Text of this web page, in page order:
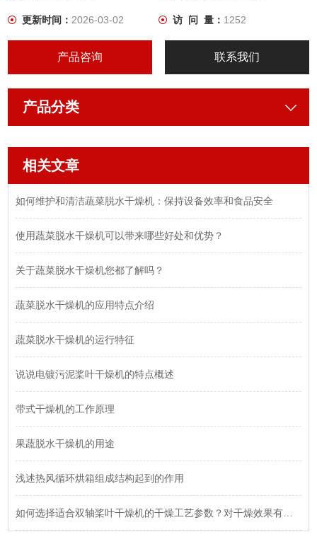
更新时间：2026-03-02 访 问 量： 1252
产品咨询 联系我们
产品分类
相关文章
如何维护和清洁蔬菜脱水干燥机：保持设备效率和食品安全
使用蔬菜脱水干燥机可以带来哪些好处和优势？
关于蔬菜脱水干燥机您都了解吗？
蔬菜脱水干燥机的应用特点介绍
蔬菜脱水干燥机的运行特征
说说电镀污泥桨叶干燥机的特点概述
带式干燥机的工作原理
果蔬脱水干燥机的用途
浅述热风循环烘箱组成结构起到的作用
如何选择适合双轴桨叶干燥机的干燥工艺参数？对干燥效果有何影响？